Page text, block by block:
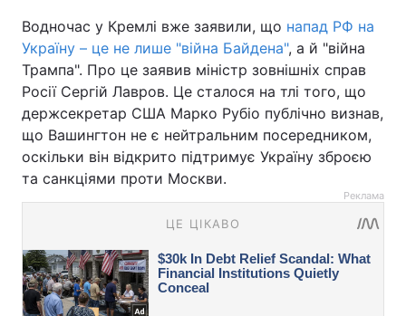
Водночас у Кремлі вже заявили, що напад РФ на
Україну – це не лише "війна Байдена", а й "війна
Трампа". Про це заявив міністр зовнішніх справ
Росії Сергій Лавров. Це сталося на тлі того, що
держсекретар США Марко Рубіо публічно визнав,
що Вашингтон не є нейтральним посередником,
оскільки він відкрито підтримує Україну зброєю
та санкціями проти Москви.
Реклама